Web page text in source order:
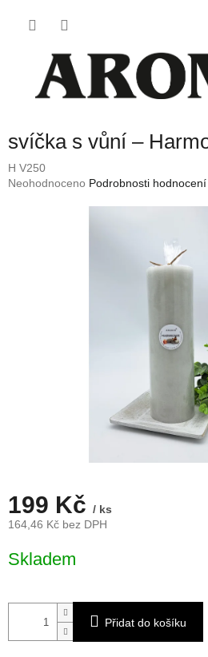
svíčka s vůní –
H V250
Průměrné
Neohodnoceno Podrobnosti hodnocení
199 Kč / ks
164,46 Kč bez DPH
cena:
Skladem
Přidat do košíku